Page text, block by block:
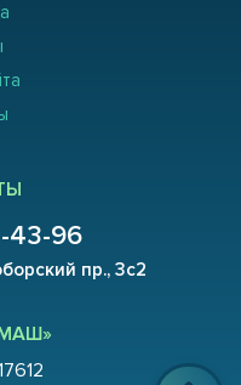
43-96
пр., 3с2